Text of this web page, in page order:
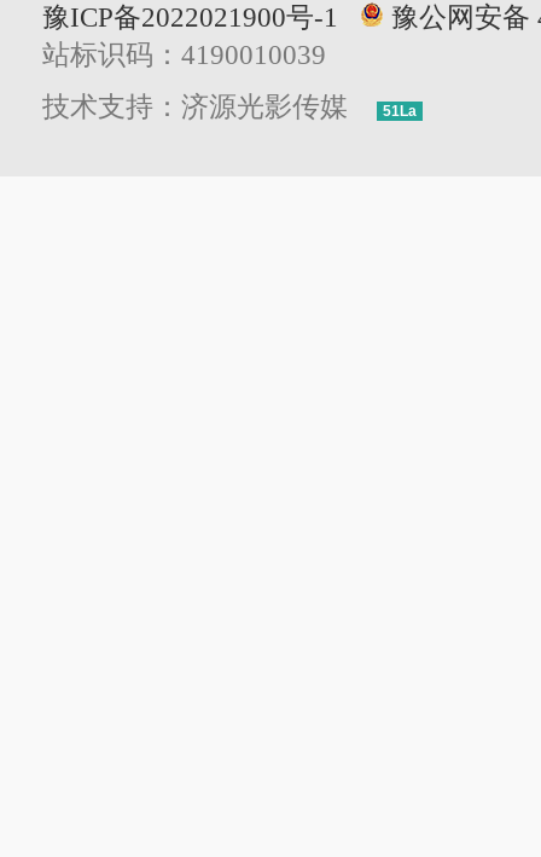
豫ICP备2022021900号-1
豫公网安备
站标识码：4190010039
技术支持：济源光影传媒
51La